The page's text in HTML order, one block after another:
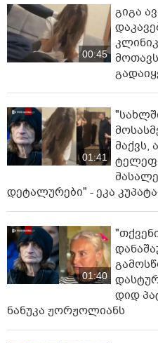
00:45
გიგა
01:41
მაქვს,
დეტალურები" - ეკა
01:40
დიდ
ნანუკა ჟორჟოლიანს